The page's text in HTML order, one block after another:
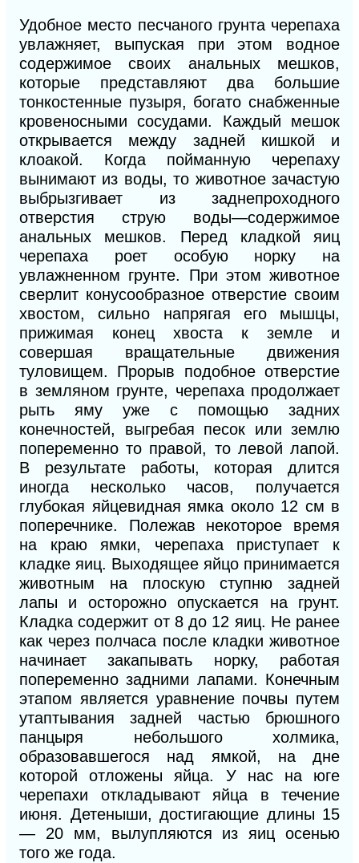
Удобное место песчаного грунта черепаха
увлажняет, выпуская при этом водное
содержимое своих анальных мешков,
которые представляют два большие
тонкостенные пузыря, богато снабженные
кровеносными сосудами. Каждый мешок
открывается между задней кишкой и
клоакой. Когда пойманную черепаху
вынимают из воды, то животное зачастую
выбрызгивает из заднепроходного
отверстия струю воды—содержимое
анальных мешков. Перед кладкой яиц
черепаха роет особую норку на
увлажненном грунте. При этом животное
сверлит конусообразное отверстие своим
хвостом, сильно напрягая его мышцы,
прижимая конец хвоста к земле и
совершая вращательные движения
туловищем. Прорыв подобное отверстие
в земляном грунте, черепаха продолжает
рыть яму уже с помощью задних
конечностей, выгребая песок или землю
попеременно то правой, то левой лапой.
В результате работы, которая длится
иногда несколько часов, получается
глубокая яйцевидная ямка около 12 см в
поперечнике. Полежав некоторое время
на краю ямки, черепаха приступает к
кладке яиц. Выходящее яйцо принимается
животным на плоскую ступню задней
лапы и осторожно опускается на грунт.
Кладка содержит от 8 до 12 яиц. Не ранее
как через полчаса после кладки животное
начинает закапывать норку, работая
попеременно задними лапами. Конечным
этапом является уравнение почвы путем
утаптывания задней частью брюшного
панцыря небольшого холмика,
образовавшегося над ямкой, на дне
которой отложены яйца. У нас на юге
черепахи откладывают яйца в течение
июня. Детеныши, достигающие длины 15
— 20 мм, вылупляются из яиц осенью
того же года.